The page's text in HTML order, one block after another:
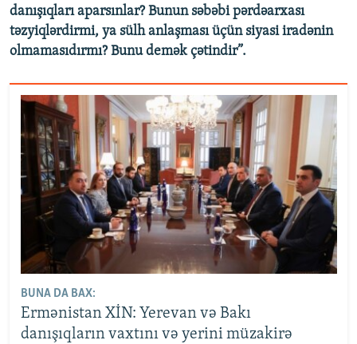
danışıqları aparsınlar? Bunun səbəbi pərdəarxası
təzyiqlərdirmi, ya sülh anlaşması üçün siyasi iradənin
olmamasıdırmı? Bunu demək çətindir”.
BUNA DA BAX:
Ermənistan XİN: Yerevan və Bakı
danışıqların vaxtını və yerini müzakirə